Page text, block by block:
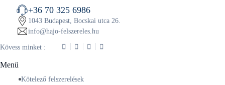
+36 70 325 6986
1043 Budapest, Bocskai utca 26.
info@hajo-felszereles.hu
Kövess minket :
Menü
Kötelező felszerelések